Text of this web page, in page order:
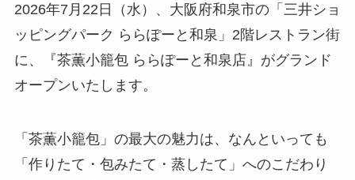
2026年7月22日（水）、大阪府和泉市の「三井ショ
ッピングパーク ららぽーと和泉」2階レストラン街
に、『茶薫小籠包 ららぽーと和泉店』がグランド
オープンいたします。
「茶薫小籠包」の最大の魅力は、なんといっても
「作りたて・包みたて・蒸したて」へのこだわり